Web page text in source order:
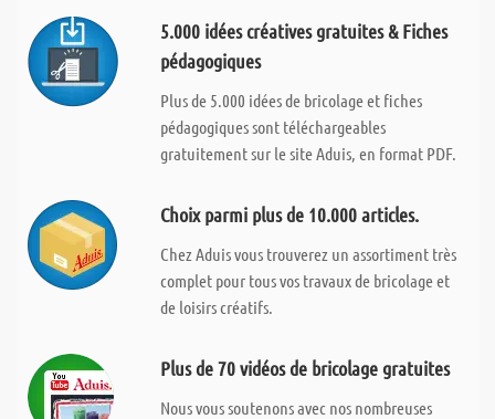
5.000 idées créatives gratuites & Fiches
pédagogiques
Plus de 5.000 idées de bricolage et fiches
pédagogiques sont téléchargeables
gratuitement sur le site Aduis, en format PDF.
Choix parmi plus de 10.000 articles.
Chez Aduis vous trouverez un assortiment très
complet pour tous vos travaux de bricolage et
de loisirs créatifs.
Plus de 70 vidéos de bricolage gratuites
Nous vous soutenons avec nos nombreuses